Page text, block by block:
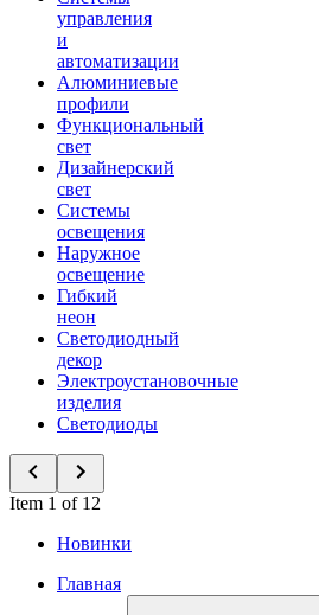
управления
и
автоматизации
Алюминиевые
профили
Функциональный
свет
Дизайнерский
свет
Системы
освещения
Наружное
освещение
Гибкий
неон
Светодиодный
декор
Электроустановочные
изделия
Светодиоды
Item 1 of 12
Новинки
Главная